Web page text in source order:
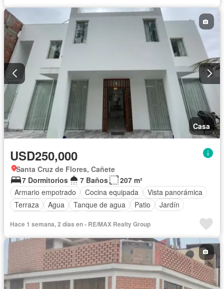
Casa
USD250,000
Santa Cruz de Flores, Cañete
7 Dormitorios
7 Baños
207 m²
Armario empotrado
Cocina equipada
Vista panorámica
Terraza
Agua Tanque de agua Patio
Jardín
Completamente amoblado
Hace 1 semana, 2 días en - RE/MAX Realty Group